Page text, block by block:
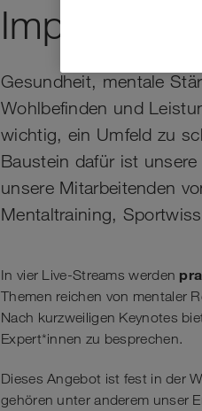
Impulse
Gesundheit, mentale
Wohlbefinden und
wichtig, ein Umfeld zu
Baustein dafür ist unsere
unsere Mitarbeitenden
Mentaltraining,
In vier Live-Streams werden
Themen reichen von mentaler
Nach kurzweiligen Keynotes
Expert*innen zu besprechen.
Dieses Angebot ist fest in der
gehören unter anderem unser